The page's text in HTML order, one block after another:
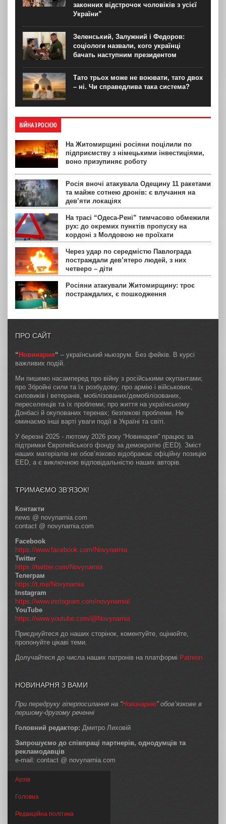
законних відстрочок чоловіків з усієї
України”
Зеленський, Залужний і Федоров:
соціологи назвали, кого українці
бачать наступним президентом
Тато трьох може не воювати, тато двох
– ні. Чи справедлива така система?
ВІЙНА З РОСІЄЮ
На Житомирщині росіяни поцілили по
підприємству з німецькими інвестиціями,
воно призупиняє роботу
Росія вночі атакувала Одещину 11 ракетами
та майже сотнею дронів: є влучання на
дев’яти локаціях
На трасі “Одеса-Рені” тимчасово обмежили
рух: до окремих пунктів пропуску на
кордоні з Молдовою не проїхати
Через удар по середмістю Павлограда
постраждали дев’ятеро людей, з них
четверо – діти
Росіяни атакували Житомирщину: троє
постраждалих, є пошкодження
ПРО САЙТ
“Новинарня“ – український ньюзрум. Без фейків. В курсі
важливих подій.
Ми пишемо насамперед про війну з російськими окупантами;
про Збройні сили та їх розбудову; про армію і військових,
силовиків і ветеранів, мобілізованих/демобілізованих,
переселенців та їх проблеми; про життя на українському
Донбасі й окупованих теренах; безпекові проблеми. Не
оминаємо інші варті уваги події в Україні та світі.
У березні 2025 - лютому 2026 року “Новинарня” працює за
підтримки Європейського фонду за демократію (EED). Зміст
наших матеріалів не обов’язково відображає офіційну позицію
EED, а є виключною відповідальністю наших авторів.
ТРИМАЄМО ЗВ’ЯЗОК!
Контакти
news @ novynarnia.com
contact @ novynarnia.com
Facebook
https://www.facebook.com/Novynarnia
Twitter
https://twitter.com/Novynarnia
Телеграм
https://t.me/Novynarnia
Instagram
https://www.instagram.com/novynarnia/
YouTube
https://www.youtube.com/@Novynarnia
Приєднуйтеся до наших сторінок, коментуйте, оцінюйте,
пропонуйте цікаві теми.
Долучайтеся до числа наших патронів на платформі Patreon
НОВИНАРНЯ З ВАМИ
При передруку гіперпосилання на “Новинарню” обов’язкове в
першому-другому реченні
Головний редактор: Дмитро Лиховій
Запрошуємо до співпраці партнерів, однодумців та
рекламодавців
e-mail: contact @ novynarnia.com
Архів
Головна
Редакційна політика